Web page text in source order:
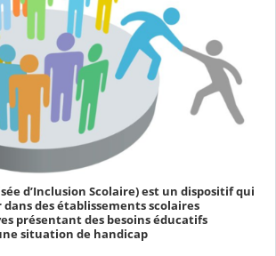
d’Inclusion Scolaire) est un dispositif qui
des établissements scolaires
présentant des besoins éducatifs
situation de handicap